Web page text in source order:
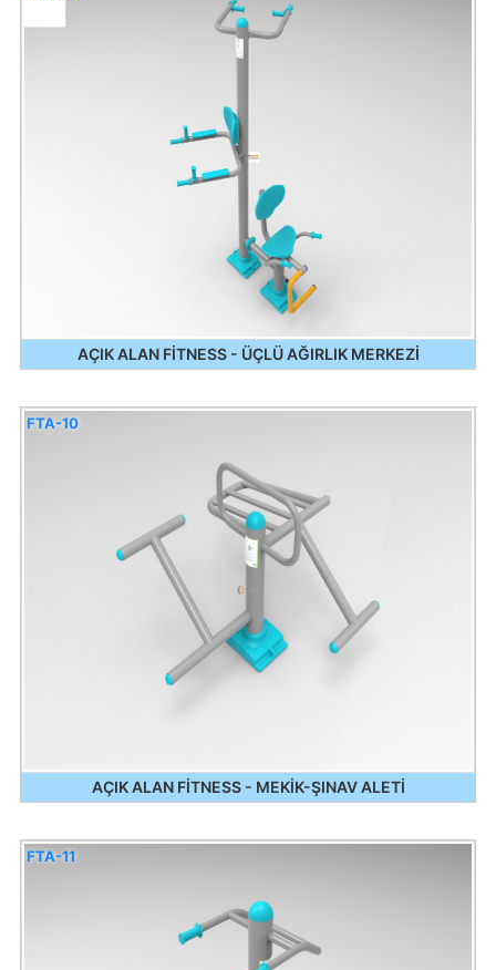
AÇIK ALAN FİTNESS - ÜÇLÜ AĞIRLIK MERKEZİ
AÇIK ALAN FİTNESS - MEKİK-ŞINAV ALETİ
FTA-10
FTA-11